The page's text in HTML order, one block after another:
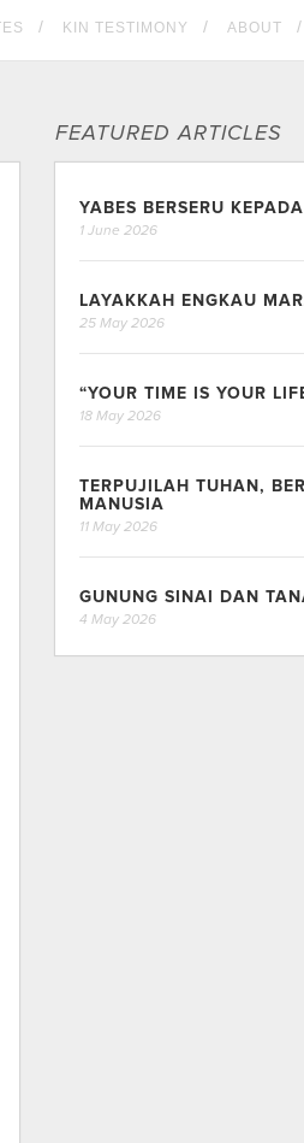
KIN TESTIMONY ABOUT
FEATURED ARTICLES
YABES BERSERU
1 June 2026
LAYAKKAH ENGKAU
25 May 2026
“YOUR TIME IS YOUR
18 May 2026
TERPUJILAH TUHAN,
MANUSIA
11 May 2026
GUNUNG SINAI DAN
4 May 2026